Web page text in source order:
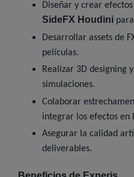
Diseñar y crear
SideFX Houdini
Desarrollar assets de
películas.
Realizar 3D designing
simulaciones.
Colaborar
integrar los efectos en
Asegurar la calidad
deliverables.